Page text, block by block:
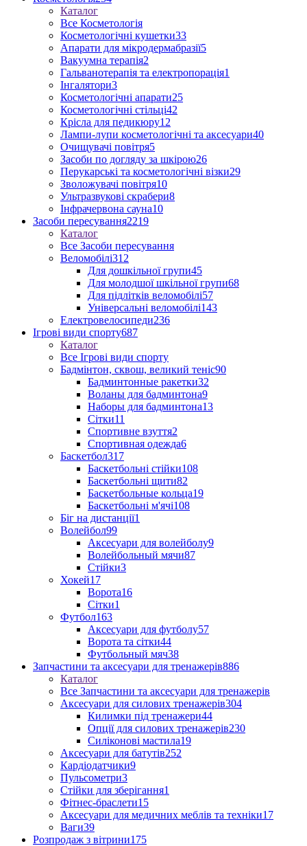
Каталог
Все Косметологія
Косметологічні кушетки33
Апарати для мікродермабразії5
Вакуумна терапія2
Гальванотерапія та електропорація1
Інгалятори3
Косметологічні апарати25
Косметологічні стільці42
Крісла для педикюру12
Лампи-лупи косметологічні та аксесуари40
Очищувачі повітря5
Засоби по догляду за шкірою26
Перукарські та косметологічні візки29
Зволожувачі повітря10
Ультразвукові скрабери8
Інфрачервона сауна10
Засоби пересування2219
Каталог
Все Засоби пересування
Веломобілі312
Для дошкільної групи45
Для молодшої шкільної групи68
Для підлітків веломобілі57
Універсальні веломобілі143
Електровелосипеди236
Ігрові види спорту687
Каталог
Все Ігрові види спорту
Бадмінтон, сквош, великий теніс90
Бадминтонные ракетки32
Воланы для бадминтона9
Наборы для бадминтона13
Сітки11
Спортивне взуття2
Спортивная одежда6
Баскетбол317
Баскетбольні стійки108
Баскетбольні щити82
Баскетбольные кольца19
Баскетбольні м'ячі108
Біг на дистанції1
Волейбол99
Аксесуари для волейболу9
Волейбольный мячи87
Стійки3
Хокей17
Ворота16
Сітки1
Футбол163
Аксесуари для футболу57
Ворота та сітки44
Футбольный мяч38
Запчастини та аксесуари для тренажерів886
Каталог
Все Запчастини та аксесуари для тренажерів
Аксесуари для силових тренажерів304
Килимки під тренажери44
Опції для силових тренажерів230
Силіконові мастила19
Аксесуари для батутів252
Кардіодатчики9
Пульсометри3
Стійки для зберігання1
Фітнес-браслети15
Аксесуари для медичних меблів та техніки17
Ваги39
Розпродаж з вітрини175